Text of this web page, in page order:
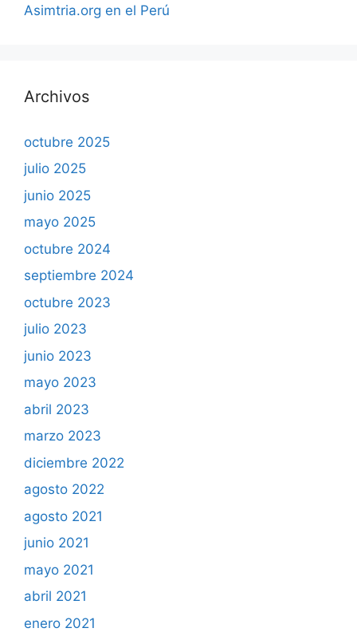
Asimtria.org en el Perú
Archivos
octubre 2025
julio 2025
junio 2025
mayo 2025
octubre 2024
septiembre 2024
octubre 2023
julio 2023
junio 2023
mayo 2023
abril 2023
marzo 2023
diciembre 2022
agosto 2022
agosto 2021
junio 2021
mayo 2021
abril 2021
enero 2021